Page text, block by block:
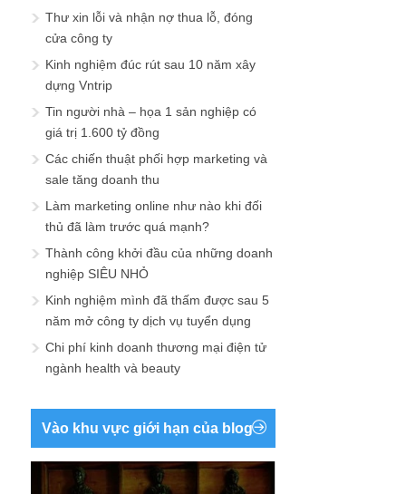
Thư xin lỗi và nhận nợ thua lỗ, đóng
cửa công ty
Kinh nghiệm đúc rút sau 10 năm xây
dựng Vntrip
Tin người nhà – họa 1 sản nghiệp có
giá trị 1.600 tỷ đồng
Các chiến thuật phối hợp marketing và
sale tăng doanh thu
Làm marketing online như nào khi đối
thủ đã làm trước quá mạnh?
Thành công khởi đầu của những doanh
nghiệp SIÊU NHỎ
Kinh nghiệm mình đã thấm được sau 5
năm mở công ty dịch vụ tuyển dụng
Chi phí kinh doanh thương mại điện tử
ngành health và beauty
Vào khu vực giới hạn của blog